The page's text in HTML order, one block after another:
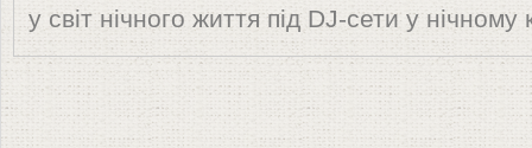
у світ нічного життя під DJ-сети у